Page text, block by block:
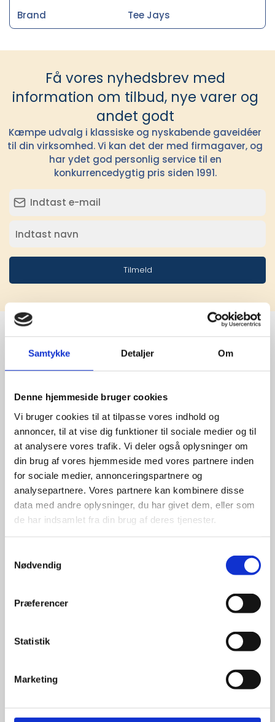
Samtykke Detaljer Om
Denne hjemmeside bruger cookies
Vi bruger cookies til at tilpasse vores indhold og
annoncer, til at vise dig funktioner til sociale medier og til
at analysere vores trafik. Vi deler også oplysninger om
din brug af vores hjemmeside med vores partnere inden
for sociale medier, annonceringspartnere og
analysepartnere. Vores partnere kan kombinere disse
data med andre oplysninger, du har givet dem, eller som
de har indsamlet fra din brug af deres tjenester.
Nødvendig
Præferencer
Statistik
Marketing
Brand Tee Jays
Få vores nyhedsbrev med
information om tilbud, nye varer og
andet godt
Kæmpe udvalg i klassiske og nyskabende gaveidéer
til din virksomhed. Vi kan det der med firmagaver, og
har ydet god personlig service til en
konkurrencedygtig pris siden 1991.
Tilmeld
Stærke
leverandører
giver større
udvalg
For at sikre høj kvalitet og stor
leveringssikkerhed samarbejder vi
med de største og mest
anerkendte leverandører inden for
idé til et konkret produkt, eller et